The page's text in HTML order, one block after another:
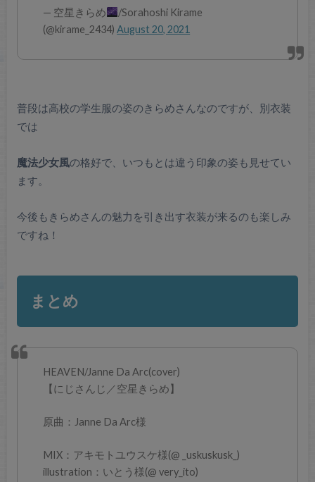
— 空星きらめ
/Sorahoshi Kirame
(@kirame_2434)August 20, 2021
普段は高校の学生服の姿のきらめさんなのですが、別衣装
では
魔法少女風の格好で、いつもとは違う印象の姿も見せてい
ます。
今後もきらめさんの魅力を引き出す衣装が来るのも楽しみ
ですね！
まとめ
HEAVEN/Janne Da Arc(cover)
【にじさんじ／空星きらめ】
原曲：Janne Da Arc様
MIX：アキモトユウスケ様(@ _uskuskusk_)
illustration：いとう様(@ very_ito)